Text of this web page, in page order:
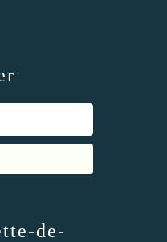
de-